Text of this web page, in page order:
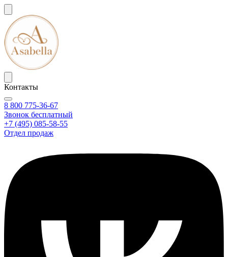
Контакты
8 800 775-36-67
Звонок бесплатный
+7 (495) 085-58-55
Отдел продаж